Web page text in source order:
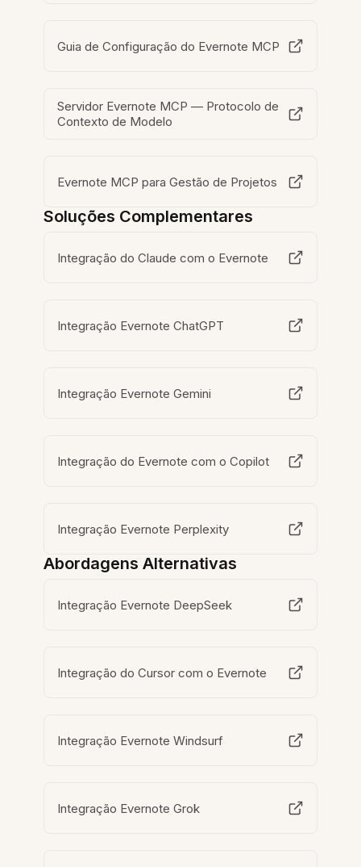
Guia de Configuração do Evernote MCP
Servidor Evernote MCP — Protocolo de
Contexto de Modelo
Evernote MCP para Gestão de Projetos
Soluções Complementares
Integração do Claude com o Evernote
Integração Evernote ChatGPT
Integração Evernote Gemini
Integração do Evernote com o Copilot
Integração Evernote Perplexity
Abordagens Alternativas
Integração Evernote DeepSeek
Integração do Cursor com o Evernote
Integração Evernote Windsurf
Integração Evernote Grok